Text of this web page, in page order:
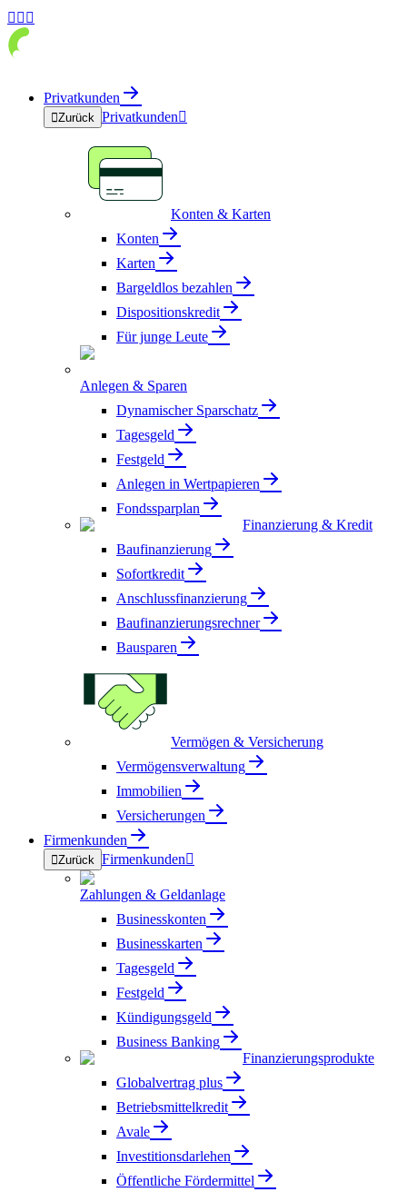
  
Privatkunden
Zurück Privatkunden
Konten & Karten
Konten
Karten
Bargeldlos bezahlen
Dispositionskredit
Für junge Leute
Anlegen & Sparen
Dynamischer Sparschatz
Tagesgeld
Festgeld
Anlegen in Wertpapieren
Fondssparplan
Finanzierung & Kredit
Baufinanzierung
Sofortkredit
Anschlussfinanzierung
Baufinanzierungsrechner
Bausparen
Vermögen & Versicherung
Vermögensverwaltung
Immobilien
Versicherungen
Firmenkunden
Zurück Firmenkunden
Zahlungen & Geldanlage
Businesskonten
Businesskarten
Tagesgeld
Festgeld
Kündigungsgeld
Business Banking
Finanzierungsprodukte
Globalvertrag plus
Betriebsmittelkredit
Avale
Investitionsdarlehen
Öffentliche Fördermittel